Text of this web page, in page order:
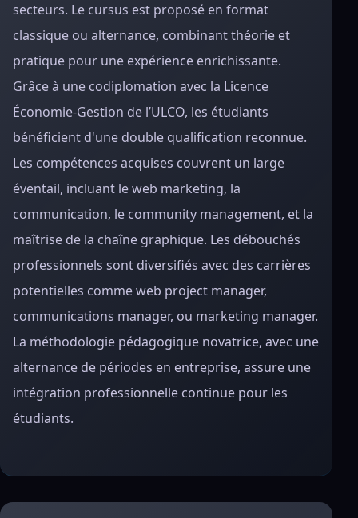
secteurs. Le cursus est proposé en format
classique ou alternance, combinant théorie et
pratique pour une expérience enrichissante.
Grâce à une codiplomation avec la Licence
Économie-Gestion de l’ULCO, les étudiants
bénéficient d'une double qualification reconnue.
Les compétences acquises couvrent un large
éventail, incluant le web marketing, la
communication, le community management, et la
maîtrise de la chaîne graphique. Les débouchés
professionnels sont diversifiés avec des carrières
potentielles comme web project manager,
communications manager, ou marketing manager.
La méthodologie pédagogique novatrice, avec une
alternance de périodes en entreprise, assure une
intégration professionnelle continue pour les
étudiants.